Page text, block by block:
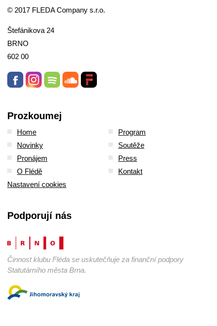
© 2017 FLEDA Company s.r.o.
Štefánikova 24
BRNO
602 00
Prozkoumej
Home
Program
Novinky
Soutěže
Pronájem
Press
O Flédě
Kontakt
Nastavení cookies
Podporují nás
Činnost klubu Fléda se uskutečňuje za finanční podpory
Statutárního města Brna.